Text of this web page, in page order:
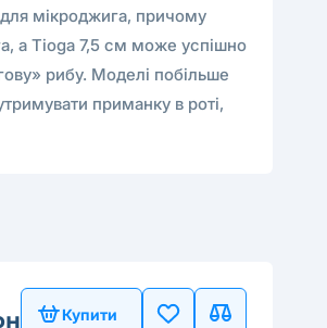
мікроджига, причому
а Tioga 7,5 см може успішно
рибу. Моделі побільше
приманку в роті,
Купити